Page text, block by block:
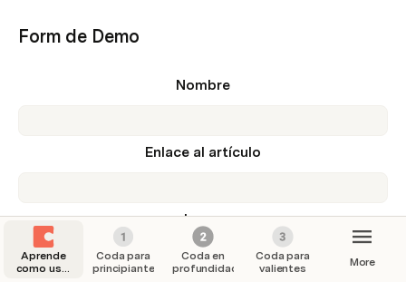
Form de Demo
Nombre
Enlace al artículo
Lugar
Twitter
Linkedin
Aprende
como usar
Coda para
principiantes
Coda en
profundidad
Coda para
valientes
More